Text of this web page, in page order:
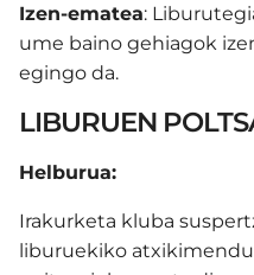
Izen-ematea:
ume baino gehiagok
egingo da.
LIBURUEN
Helburua:
Irakurketa kluba
liburuekiko